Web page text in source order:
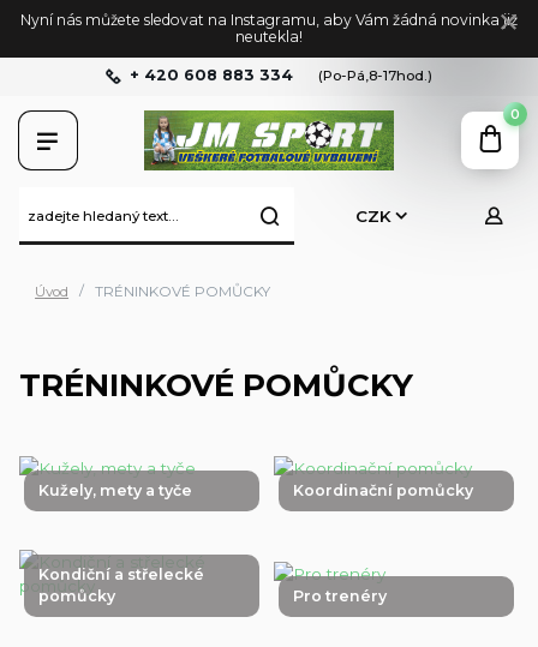
Nyní nás můžete sledovat na Instagramu, aby Vám žádná novinka již
neutekla!
CZK
+ 420 608 883 334 (Po-Pá,8-17hod.)
0
Úvod TRÉNINKOVÉ POMŮCKY
TRÉNINKOVÉ POMŮCKY
Kužely, mety a tyče Koordinační pomůcky
Kondiční a střelecké
pomůcky
Pro trenéry